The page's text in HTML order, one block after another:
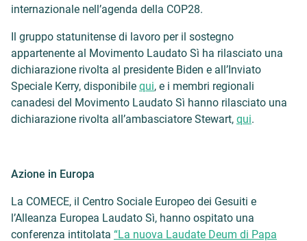
internazionale nell’agenda della COP28.
Il gruppo statunitense di lavoro per il sostegno
appartenente al Movimento Laudato Sì ha rilasciato una
dichiarazione rivolta al presidente Biden e all’Inviato
Speciale Kerry, disponibile qui, e i membri regionali
canadesi del Movimento Laudato Sì hanno rilasciato una
dichiarazione rivolta all’ambasciatore Stewart, qui.
Azione in Europa
La COMECE, il Centro Sociale Europeo dei Gesuiti e
l’Alleanza Europea Laudato Sì, hanno ospitato una
conferenza intitolata “La nuova Laudate Deum di Papa